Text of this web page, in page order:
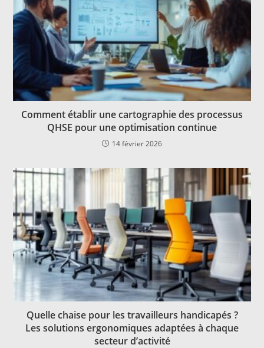
Comment établir une cartographie des processus
QHSE pour une optimisation continue
14 février 2026
Quelle chaise pour les travailleurs handicapés ?
Les solutions ergonomiques adaptées à chaque
secteur d’activité